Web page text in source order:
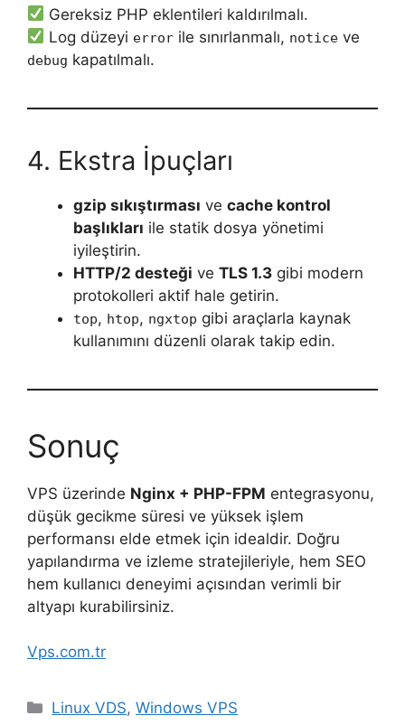
Gereksiz PHP eklentileri kaldırılmalı.
Log düzeyi error ile sınırlanmalı, notice ve
debug kapatılmalı.
4. Ekstra İpuçları
gzip sıkıştırması ve cache kontrol
başlıkları ile statik dosya yönetimi
iyileştirin.
HTTP/2 desteği ve TLS 1.3 gibi modern
protokolleri aktif hale getirin.
top, htop, ngxtop gibi araçlarla kaynak
kullanımını düzenli olarak takip edin.
Sonuç
VPS üzerinde Nginx + PHP-FPM entegrasyonu,
düşük gecikme süresi ve yüksek işlem
performansı elde etmek için idealdir. Doğru
yapılandırma ve izleme stratejileriyle, hem SEO
hem kullanıcı deneyimi açısından verimli bir
altyapı kurabilirsiniz.
Vps.com.tr
Kategoriler
Linux VDS,Windows VPS